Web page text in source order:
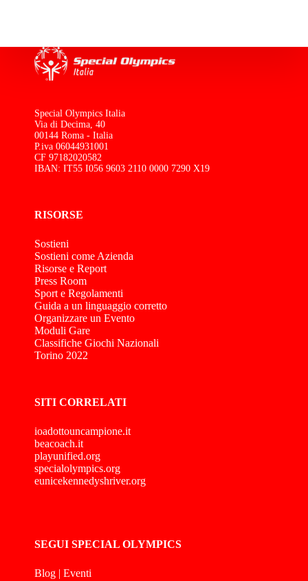
Special Olympics Italia
Via di Decima, 40
00144 Roma - Italia
P.iva 06044931001
CF 97182020582
IBAN: IT55 I056 9603 2110 0000 7290 X19
RISORSE
Sostieni
Sostieni come Azienda
Risorse e Report
Press Room
Sport e Regolamenti
Guida a un linguaggio corretto
Organizzare un Evento
Moduli Gare
Classifiche Giochi Nazionali
Torino 2022
SITI CORRELATI
ioadottouncampione.it
beacoach.it
playunified.org
specialolympics.org
eunicekennedyshriver.org
SEGUI SPECIAL OLYMPICS
Blog | Eventi